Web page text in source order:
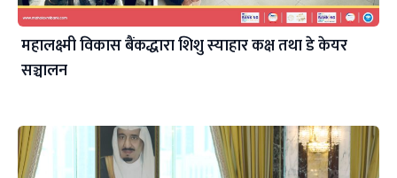
महालक्ष्मी विकास बैंकद्धारा शिशु स्याहार कक्ष तथा डे केयर
सञ्चालन